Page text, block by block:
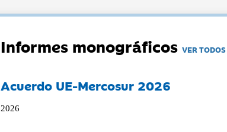
Informes monográficosVER TODOS
Acuerdo UE-Mercosur 2026
2026